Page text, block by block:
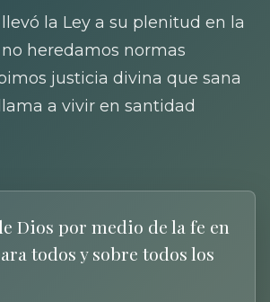
la Ley a su plenitud en la
heredamos normas
justicia divina que sana
a vivir en santidad
Dios por medio de la fe en
todos y sobre todos los